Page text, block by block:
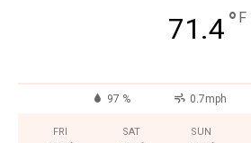
71.4° F
97 % 0.7mph
FRI SAT SUN